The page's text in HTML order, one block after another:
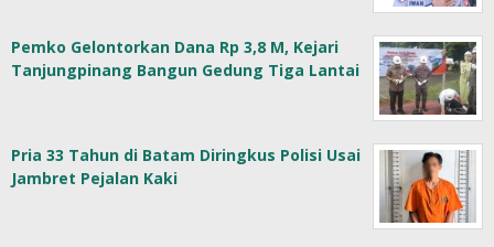
Pemko Gelontorkan Dana Rp 3,8 M, Kejari
Tanjungpinang Bangun Gedung Tiga Lantai
Pria 33 Tahun di Batam Diringkus Polisi Usai
Jambret Pejalan Kaki